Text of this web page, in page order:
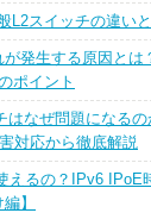
L2スイッチの違い
発生する原因とは
ポイント
はなぜ問題になる
対応から徹底解説
えるの？IPv6 IPoE
】